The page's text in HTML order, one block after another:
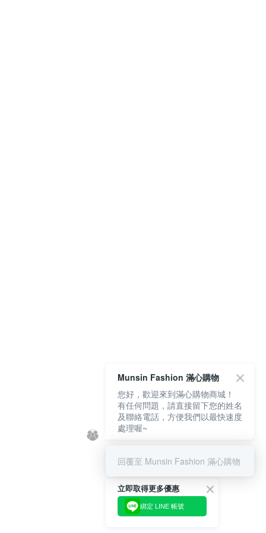
立即取得更多優惠
綁定 LINE 帳號
Munsin Fashion 滿心購物
您好，歡迎來到滿心購物商城！
有任何問題，請直接留下您的姓名
及聯絡電話，方便我們以最快速度
處理喔~
回覆至 Munsin Fashion 滿心購物